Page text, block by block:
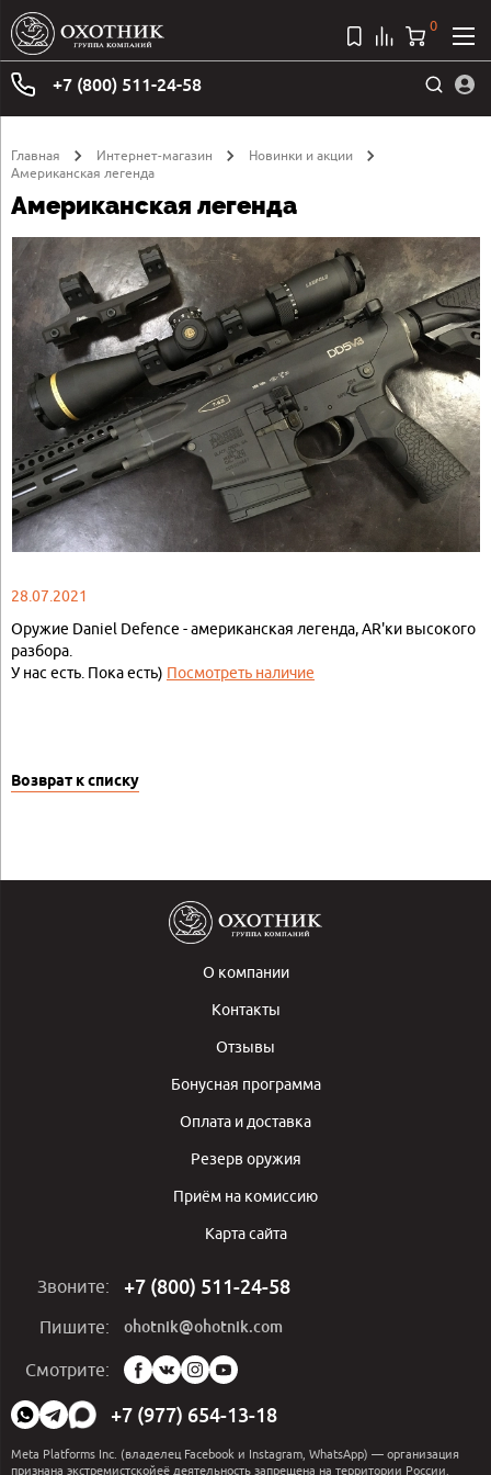
+7 (800) 511-24-58
0
Главная Интернет-магазин
Новинки и акции
Американская легенда
Американская легенда
28.07.2021
Оружие Daniel Defence - американская легенда, AR'ки высокого
разбора.
У нас есть. Пока есть) Посмотреть наличие
Возврат к списку
О компании
Контакты
Отзывы
Бонусная программа
Оплата и доставка
Резерв оружия
Приём на комиссию
Карта сайта
Звоните: +7 (800) 511-24-58
Пишите: ohotnik@ohotnik.com
Смотрите:
Мы
в
социальных
сетях:
+7 (977) 654-13-18
Meta Platforms Inc. (владелец Facebook и Instagram, WhatsApp) — организация
признана экстремистскойеё деятельность запрещена на территории России.